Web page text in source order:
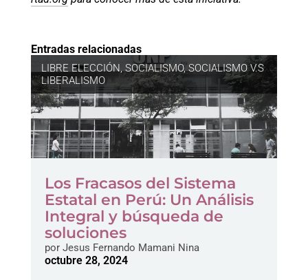
Entradas relacionadas
LIBRE ELECCIÓN, SOCIALISMO,SOCIALISMO V.S
LIBERALISMO
Los Fracasos del Sistema
Estatal en Perú: Un Análisis
Integral y búsqueda de
soluciones
porJesus Fernando Mamani Nina
octubre 28, 2024